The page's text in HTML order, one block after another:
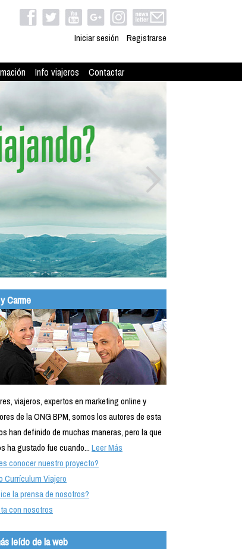
Iniciar sesión Registrarse
Info viajeros Contactar
Carme
viajeros, expertos en marketing online y
de la ONG BPM, somos los autores de esta
han definido de muchas maneras, pero la que
ha gustado fue cuando...Leer Más
conocer nuestro proyecto?
Currículum Viajero
la prensa de nosotros?
con nosotros
leído de la web